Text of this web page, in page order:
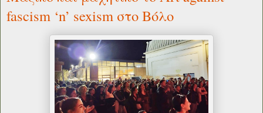
fascism ‘n’ sexism στο Βόλο